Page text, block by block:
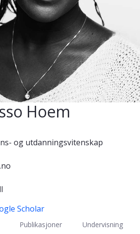
Hoem
og utdanningsvitenskap
Scholar
Publikasjoner
Undervisning